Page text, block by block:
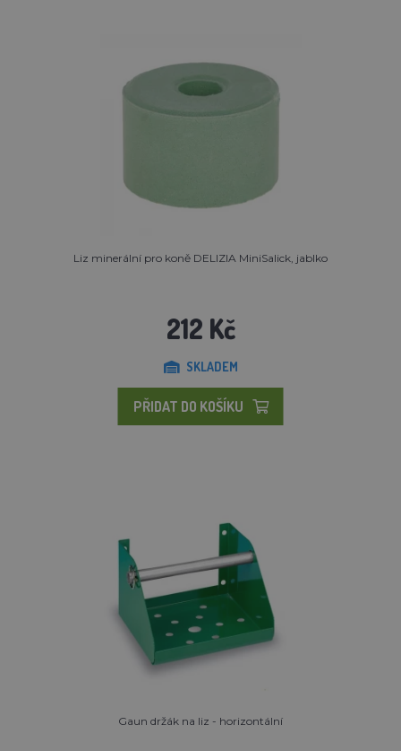
Liz minerální pro koně DELIZIA MiniSalick, jablko
212 Kč
SKLADEM
PŘIDAT DO KOŠÍKU
Gaun držák na liz - horizontální